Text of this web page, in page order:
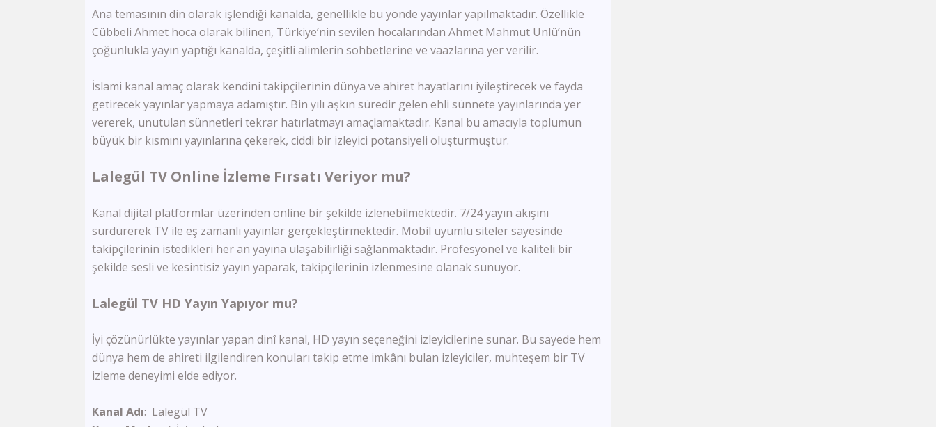
İdman Tv
Az Tv
Cem Tv
Meltem Tv
Semerkand Tv
Kanal 42
Kon Tv
Vatan Tv
Dream Türk
Ana temasının din olarak işlendiği kanalda, genellikle bu yönde yayınlar yapılmaktadır. Özellikle
Cübbeli Ahmet hoca olarak bilinen, Türkiye’nin sevilen hocalarından Ahmet Mahmut Ünlü’nün
çoğunlukla yayın yaptığı kanalda, çeşitli alimlerin sohbetlerine ve vaazlarına yer verilir.
İslami kanal amaç olarak kendini takipçilerinin dünya ve ahiret hayatlarını iyileştirecek ve fayda
getirecek yayınlar yapmaya adamıştır. Bin yılı aşkın süredir gelen ehli sünnete yayınlarında yer
vererek, unutulan sünnetleri tekrar hatırlatmayı amaçlamaktadır. Kanal bu amacıyla toplumun
büyük bir kısmını yayınlarına çekerek, ciddi bir izleyici potansiyeli oluşturmuştur.
Lalegül TV Online İzleme Fırsatı Veriyor mu?
Kanal dijital platformlar üzerinden online bir şekilde izlenebilmektedir. 7/24 yayın akışını
sürdürerek TV ile eş zamanlı yayınlar gerçekleştirmektedir. Mobil uyumlu siteler sayesinde
takipçilerinin istedikleri her an yayına ulaşabilirliği sağlanmaktadır. Profesyonel ve kaliteli bir
şekilde sesli ve kesintisiz yayın yaparak, takipçilerinin izlenmesine olanak sunuyor.
Lalegül TV HD Yayın Yapıyor mu?
İyi çözünürlükte yayınlar yapan dinî kanal, HD yayın seçeneğini izleyicilerine sunar. Bu sayede hem
dünya hem de ahireti ilgilendiren konuları takip etme imkânı bulan izleyiciler, muhteşem bir TV
izleme deneyimi elde ediyor.
Kanal Adı: Lalegül TV